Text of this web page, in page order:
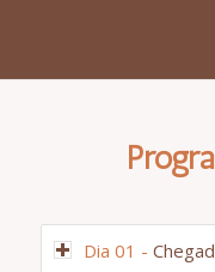
Dia 01 -